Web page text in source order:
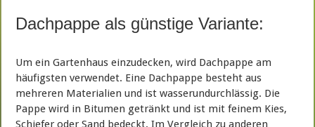
Dachpappe als günstige Variante:
Um ein Gartenhaus einzudecken, wird Dachpappe am
häufigsten verwendet. Eine Dachpappe besteht aus
mehreren Materialien und ist wasserundurchlässig. Die
Pappe wird in Bitumen getränkt und ist mit feinem Kies,